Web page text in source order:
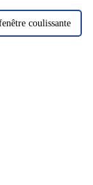
coulissante